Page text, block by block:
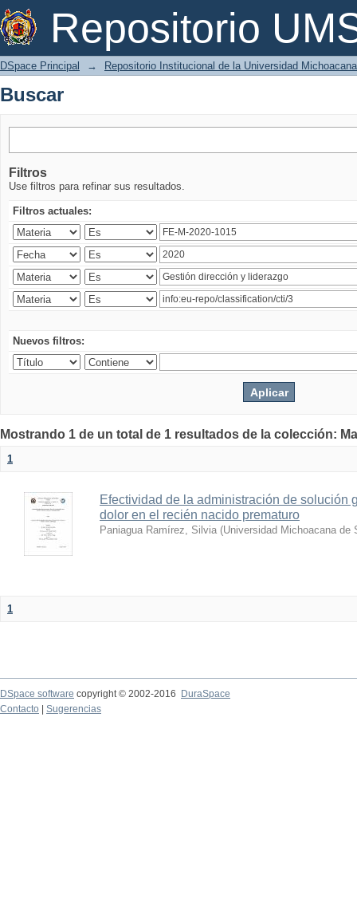
Repositorio
Buscar
DSpace Principal → Repositorio Institucional de la Universidad
Buscar
Filtros
Use filtros para refinar sus resultados.
Filtros actuales:
Nuevos filtros:
Mostrando 1 de un total de 1 resultados de la colección:
1
Efectividad de la administración de solución
dolor en el recién nacido prematuro
Paniagua Ramírez, Silvia (Universidad Michoacana de
1
DSpace software copyright © 2002-2016
DuraSpace
Contacto
Sugerencias